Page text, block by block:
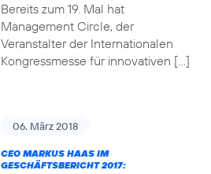
Bereits zum 19. Mal hat
Management Circle, der
Veranstalter der Internationalen
Kongressmesse für innovativen […]
06. März 2018
CEO MARKUS HAAS IM
GESCHÄFTSBERICHT 2017: